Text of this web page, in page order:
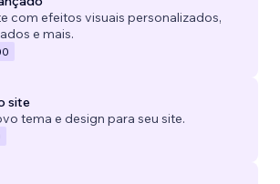
com efeitos visuais personalizados,
e mais.
site
tema e design para seu site.